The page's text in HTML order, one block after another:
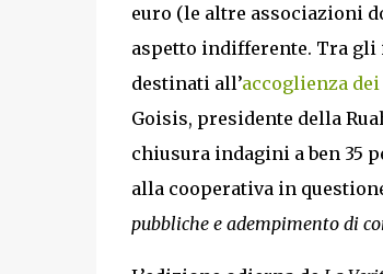
euro (le altre associazioni
aspetto indifferente. Tra gli
destinati all’accoglienza
Goisis, presidente della
chiusura indagini a ben 35
alla cooperativa in
pubbliche e adempimento di